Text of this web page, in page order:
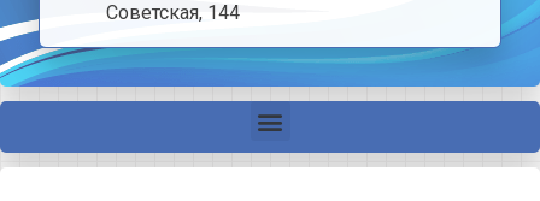
Советская, 144